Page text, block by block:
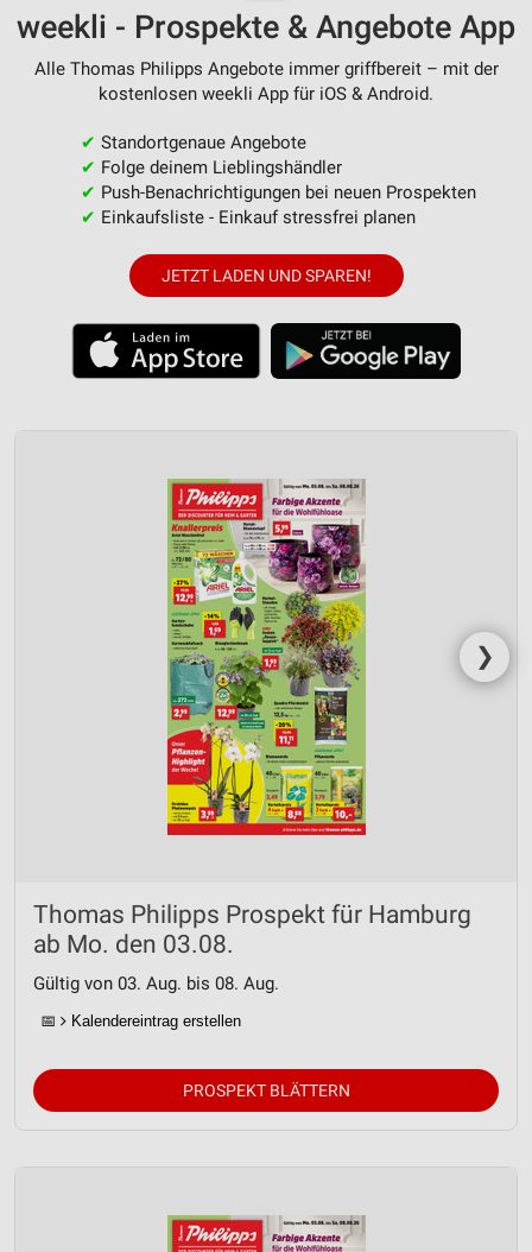
weekli - Prospekte & Angebote App
Alle Thomas Philipps Angebote immer griffbereit – mit der
kostenlosen weekli App für iOS & Android.
✔ Standortgenaue Angebote
✔ Folge deinem Lieblingshändler
✔ Push-Benachrichtigungen bei neuen Prospekten
✔ Einkaufsliste - Einkauf stressfrei planen
JETZT LADEN UND SPAREN!
❯
Thomas Philipps Prospekt für Hamburg
ab Mo. den 03.08.
Gültig von 03. Aug. bis 08. Aug.
📅 Kalendereintrag erstellen
PROSPEKT BLÄTTERN